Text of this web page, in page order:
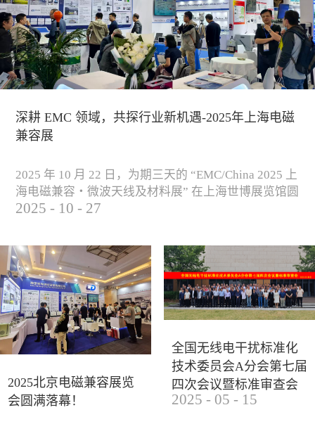
深耕 EMC 领域，共探行业新机遇-2025年上海电磁
兼容展
2025 年 10 月 22 日，为期三天的 “EMC/China 2025 上
海电磁兼容・微波天线及材料展” 在上海世博展览馆圆
满落下帷幕。作为电磁兼容领域的行业盛会，本届展
研讨及产品展示等多种形式，深入交流行业见解，踊
跃探索合作空间，为电磁兼容领域的高质量发展汇聚
了新动能。产品展示展会现场，公司展示了...
2025 - 10 - 27
2025北京电磁兼容展览
会圆满落幕！
全国无线电干扰标准化
技术委员会A分会第七届
四次会议暨标准审查会
成功举办
2025 - 05 - 15